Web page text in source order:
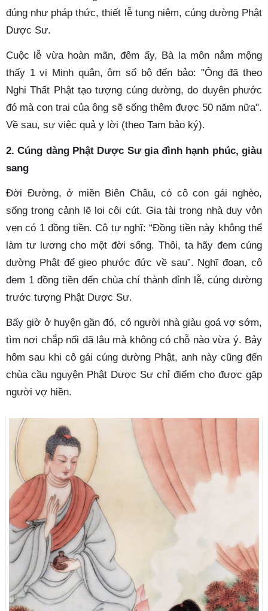
đúng như pháp thức, thiết lễ tụng niệm, cúng dường Phật
Dược Sư.
Cuộc lễ vừa hoàn mãn, đêm ấy, Bà la môn nằm mộng
thấy 1 vị Minh quân, ôm sổ bộ đến bảo: "Ông đã theo
Nghi Thất Phật tạo tượng cúng dường, do duyên phước
đó mà con trai của ông sẽ sống thêm được 50 năm nữa".
Về sau, sự việc quả y lời (theo Tam bảo ký).
2. Cúng dàng Phật Dược Sư gia đình hạnh phúc, giàu
sang
Đời Đường, ở miền Biên Châu, có cô con gái nghèo,
sống trong cảnh lẽ loi côi cút. Gia tài trong nhà duy vỏn
vẹn có 1 đồng tiền. Cô tự nghĩ: “Đồng tiền này không thể
làm tư lương cho một đời sống. Thôi, ta hãy đem cúng
dường Phật để gieo phước đức về sau”. Nghĩ đoạn, cô
đem 1 đồng tiền đến chùa chí thành đỉnh lễ, cúng dường
trước tượng Phật Dược Sư.
Bấy giờ ở huyện gần đó, có người nhà giàu goá vợ sớm,
tìm nơi chắp nối đã lâu mà không có chỗ nào vừa ý. Bảy
hôm sau khi cô gái cúng dường Phật, anh này cũng đến
chùa cầu nguyện Phật Dược Sư chỉ điểm cho được gặp
người vợ hiền.